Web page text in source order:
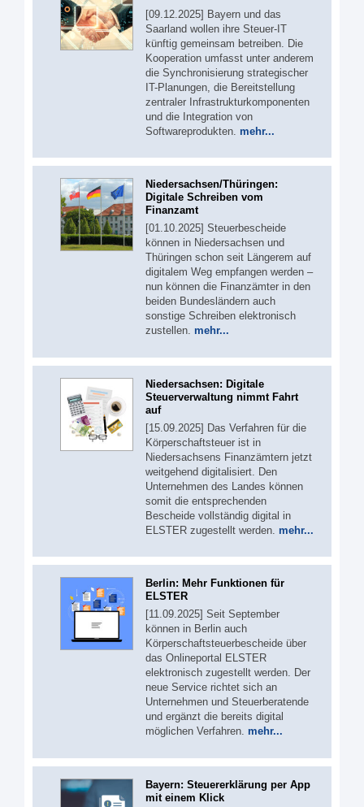
[09.12.2025] Bayern und das
Saarland wollen ihre Steuer-IT
künftig gemeinsam betreiben. Die
Kooperation umfasst unter anderem
die Synchronisierung strategischer
IT-Planungen, die Bereitstellung
zentraler Infrastrukturkomponenten
und die Integration von
Softwareprodukten. mehr...
Niedersachsen/Thüringen:
Digitale Schreiben vom
Finanzamt
[01.10.2025] Steuerbescheide
können in Niedersachsen und
Thüringen schon seit Längerem auf
digitalem Weg empfangen werden –
nun können die Finanzämter in den
beiden Bundesländern auch
sonstige Schreiben elektronisch
zustellen. mehr...
Niedersachsen: Digitale
Steuerverwaltung nimmt Fahrt
auf
[15.09.2025] Das Verfahren für die
Körperschaftsteuer ist in
Niedersachsens Finanzämtern jetzt
weitgehend digitalisiert. Den
Unternehmen des Landes können
somit die entsprechenden
Bescheide vollständig digital in
ELSTER zugestellt werden. mehr...
Berlin: Mehr Funktionen für
ELSTER
[11.09.2025] Seit September
können in Berlin auch
Körperschaftsteuerbescheide über
das Onlineportal ELSTER
elektronisch zugestellt werden. Der
neue Service richtet sich an
Unternehmen und Steuerberatende
und ergänzt die bereits digital
möglichen Verfahren. mehr...
Bayern: Steuererklärung per App
mit einem Klick